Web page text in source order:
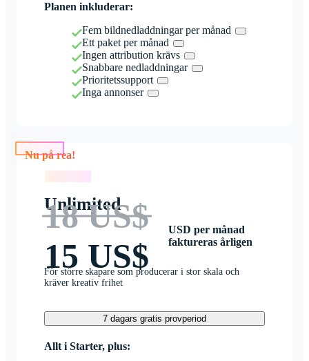
Planen inkluderar:
Fem bildnedladdningar per månad
Ett paket per månad
Ingen attribution krävs
Snabbare nedladdningar
Prioritetssupport
Inga annonser
Nu på rea!
Unlimited
18 US$
15 US$
USD per månad
faktureras årligen
För större skapare som producerar i stor skala och
kräver kreativ frihet
7 dagars gratis provperiod
Allt i Starter, plus: